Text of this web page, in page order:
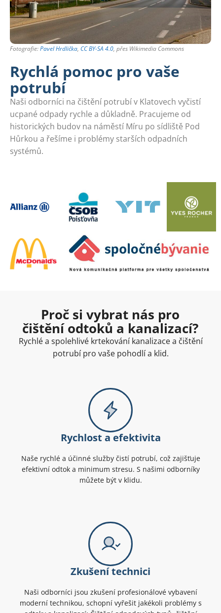
Fotografie:Pavel Hrdlička, CC BY-SA 4.0, přes Wikimedia Commons
Rychlá pomoc pro vaše
potrubí
Naši odborníci na čištění potrubí v Klatovech vyčistí
ucpané odpady rychle a důkladně. Pracujeme od
historických budov na náměstí Míru po sídliště Pod
Hůrkou a řešíme i problémy starších odpadních
systémů.
Proč si vybrat nás pro
čištění odtoků a kanalizací?
Rychlé a spolehlivé krtekování kanalizace a čištění
potrubí pro vaše pohodlí a klid.
Rychlost a efektivita
Naše rychlé a účinné služby čistí potrubí, což zajišťuje
efektivní odtok a minimum stresu. S našimi odborníky
můžete být v klidu.
Zkušení technici
Naši odborníci jsou zkušení profesionálové vybavení
moderní technikou, schopní vyřešit jakékoli problémy s